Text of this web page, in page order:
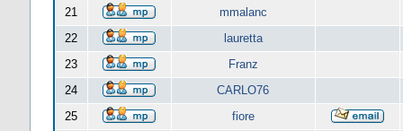
21
mmalanc
22
lauretta
23
Franz
24
CARLO76
25
fiore